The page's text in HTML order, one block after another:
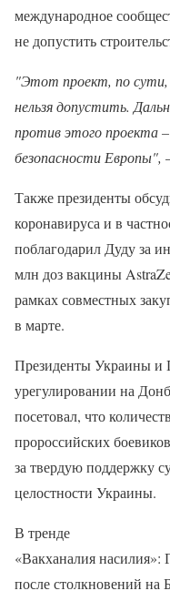
международное
не допустить
"Этот проект, по сути,
нельзя допустить.
против этого проекта
безопасности Европы",
Также президенты
коронавируса и в
поблагодарил Дуду за
млн доз вакцины
рамках совместных
в марте.
Президенты Украины
урегулировании на
посетовал, что
пророссийских
за твердую поддержку
целостности Украины.
В тренде
«Вакханалия насилия»:
после столкновений на